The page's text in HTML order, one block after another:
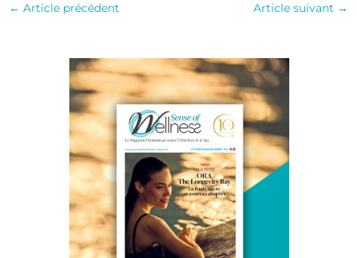
← Article précédent Article suivant →